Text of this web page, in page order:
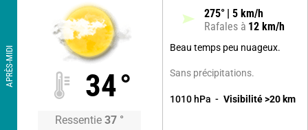
APRÈS-MIDI 34°
Ressentie 37 °
275° 5 km/h
Rafales à 12 km/h
Beau temps peu nuageux.
Sans précipitations.
1010 hPa Visibilité >20 km